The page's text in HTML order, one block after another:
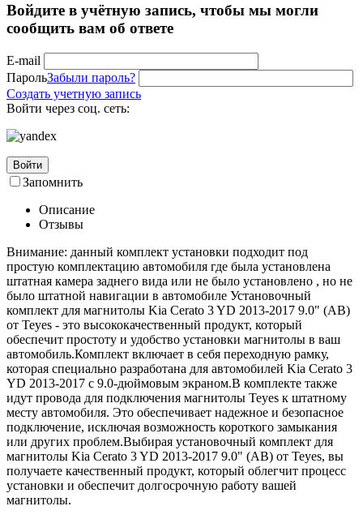
Войдите в учётную запись, чтобы мы могли
сообщить вам об ответе
E-mail
ПарольЗабыли пароль?
Создать учетную запись
Войти через соц. сеть:
Войти
Запомнить
Описание
Отзывы
Внимание: данный комплект установки подходит под
простую комплектацию автомобиля где была установлена
штатная камера заднего вида или не было установлено , но не
было штатной навигации в автомобиле Установочный
комплект для магнитолы Kia Cerato 3 YD 2013-2017 9.0" (AB)
от Teyes - это высококачественный продукт, который
обеспечит простоту и удобство установки магнитолы в ваш
автомобиль.Комплект включает в себя переходную рамку,
которая специально разработана для автомобилей Kia Cerato 3
YD 2013-2017 с 9.0-дюймовым экраном.В комплекте также
идут провода для подключения магнитолы Teyes к штатному
месту автомобиля. Это обеспечивает надежное и безопасное
подключение, исключая возможность короткого замыкания
или других проблем.Выбирая установочный комплект для
магнитолы Kia Cerato 3 YD 2013-2017 9.0" (AB) от Teyes, вы
получаете качественный продукт, который облегчит процесс
установки и обеспечит долгосрочную работу вашей
магнитолы.